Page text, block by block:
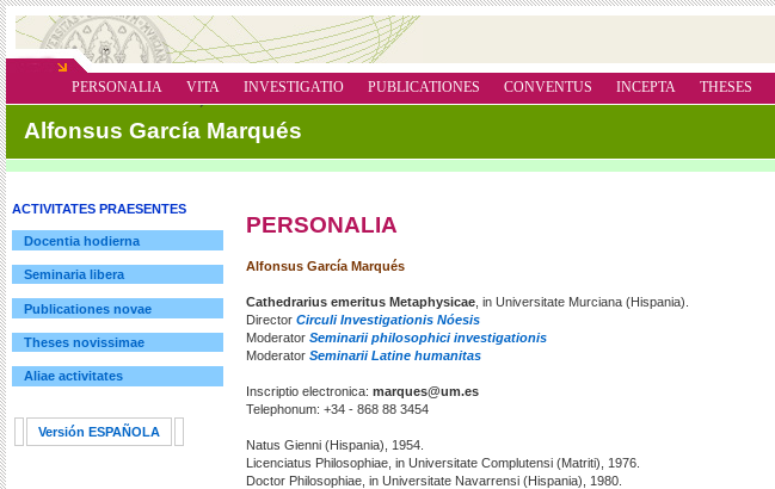
PERSONALIA VITA INVESTIGATIO PUBLICATIONES CONVENTUS INCEPTA THESES
´
Alfonsus García Marqués
ACTIVITATES PRAESENTES
Docentia hodierna
Seminaria libera
Publicationes novae
Theses novissimae
Aliae activitates
Versión ESPAÑOLA
PERSONALIA
Alfonsus García Marqués
Cathedrarius emeritus Metaphysicae , in Universitate Murciana (Hispania).
DirectorCirculi Investigationis Nóesis
ModeratorSeminarii philosophici investigationis
ModeratorSeminarii Latine humanitas
Inscriptio electronica:marques@um.es
Telephonum: +34 - 868 88 3454
Natus Gienni (Hispania), 1954.
Licenciatus Philosophiae, in Universitate Complutensi (Matriti), 1976.
Doctor Philosophiae, in Universitate Navarrensi (Hispania), 1980.